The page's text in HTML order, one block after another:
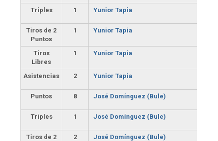
Triples 1 Yunior Tapia
Tiros de 2
Puntos
1 Yunior Tapia
Tiros
Libres
1 Yunior Tapia
Asistencias 2 Yunior Tapia
Puntos 8 José Domínguez (Bule)
Triples 1 José Domínguez (Bule)
Tiros de 2
2 José Domínguez (Bule)